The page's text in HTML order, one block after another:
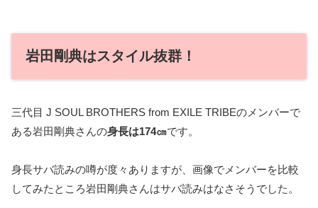
岩田剛典はスタイル抜群！
三代目 J SOUL BROTHERS from EXILE TRIBEのメンバーで
ある岩田剛典さんの身長は174㎝です。
身長サバ読みの噂が度々ありますが、画像でメンバーを比較
してみたところ岩田剛典さんはサバ読みはなさそうでした。